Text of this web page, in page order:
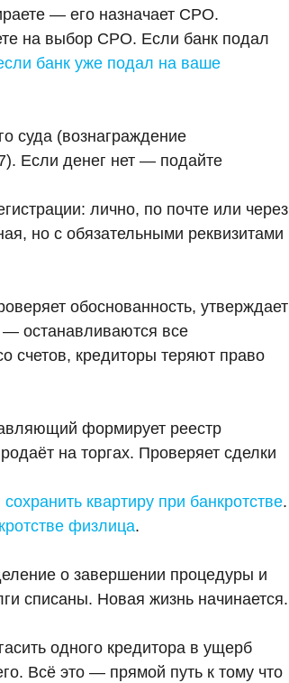
— его назначает СРО.
на выбор СРО. Если банк подал
банк уже подал на ваше
суда (вознаграждение
Если денег нет — подайте
лично, по почте или через
но с обязательными реквизитами
обоснованность, утверждает
останавливаются все
счетов, кредиторы теряют право
формирует реестр
на торгах. Проверяет сделки
квартиру при банкротстве.
физлица.
о завершении процедуры и
списаны. Новая жизнь начинается.
одного кредитора в ущерб
Всё это — прямой путь к тому что